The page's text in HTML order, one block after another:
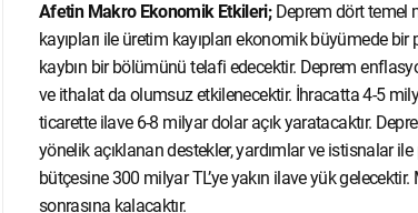
Afetin Makro Ekonomik Etkileri; Deprem dört temel
kayıpları ile üretim kayıpları ekonomik büyümede
kaybın bir bölümünü telafi edecektir. Deprem
ve ithalat da olumsuz etkilenecektir. İhracatta 4-5
ticarette ilave 6-8 milyar dolar açık yaratacaktır.
yönelik açıklanan destekler, yardımlar ve istisnalar
bütçesine 300 milyar TL’ye yakın ilave yük
sonrasına kalacaktır.